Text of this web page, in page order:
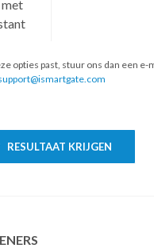
opties past, stuur ons dan een e-
RESULTAAT KRIJGEN